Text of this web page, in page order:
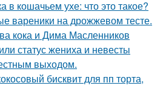
в кошачьем ухе: что это такое?
вареники на дрожжевом тесте.
кока и Дима Масленников
статус жениха и невесты
выходом.
бисквит для пп торта,